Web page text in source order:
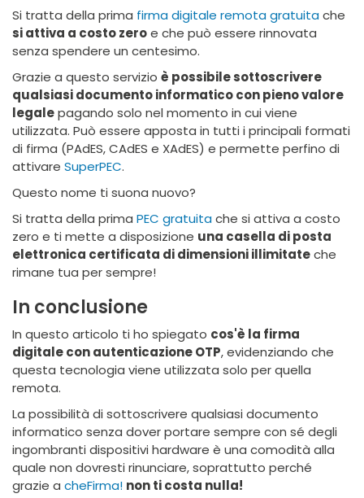
Si tratta della prima firma digitale remota gratuitache
si attiva a costo zeroe che può essere rinnovata
senza spendere un centesimo.
Grazie a questo servizio è possibile sottoscrivere
qualsiasi documento informatico con pieno valore
legalepagando solo nel momento in cui viene
utilizzata. Può essere apposta in tutti i principali formati
di firma (PAdES, CAdES e XAdES) e permette perfino di
attivare SuperPEC.
Questo nome ti suona nuovo?
Si tratta della prima PEC gratuitache si attiva a costo
zero e ti mette a disposizione una casella di posta
elettronica certificata di dimensioni illimitateche
rimane tua per sempre!
In conclusione
In questo articolo ti ho spiegato cos'è la firma
digitale con autenticazione OTP, evidenziando che
questa tecnologia viene utilizzata solo per quella
remota.
La possibilità di sottoscrivere qualsiasi documento
informatico senza dover portare sempre con sé degli
ingombranti dispositivi hardware è una comodità alla
quale non dovresti rinunciare, soprattutto perché
grazie a cheFirma! non ti costa nulla!